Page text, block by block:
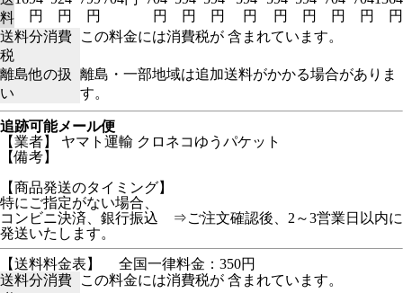
料
円
円
円
円
円
円
円
円
円
円
円
円
送料分消費
税
この料金には消費税が 含まれています。
離島他の扱
い
離島・一部地域は追加送料がかかる場合がありま
す。
追跡可能メール便
【業者】 ヤマト運輸 クロネコゆうパケット
【備考】
【商品発送のタイミング】
特にご指定がない場合、
コンビニ決済、銀行振込 ⇒ご注文確認後、2～3営業日以内に
発送いたします。
【送料料金表】
全国一律料金：350円
送料分消費
この料金には消費税が 含まれています。